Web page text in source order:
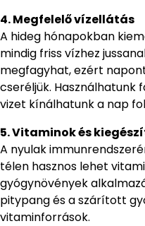
4. Megfelelő vízellátás
A hideg hónapokban
mindig friss vízhez
megfagyhat, ezért
cseréljük.
vizet kínálhatunk a nap
5. Vitaminok és
A nyulak
télen hasznos lehet
gyógynövények
pitypang és a szárított
vitaminforrások.